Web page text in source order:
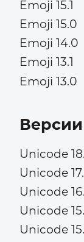
Emoji 15.1
Emoji 15.0
Emoji 14.0
Emoji 13.1
Emoji 13.0
Unicode
Unicode
Unicode
Unicode
Unicode